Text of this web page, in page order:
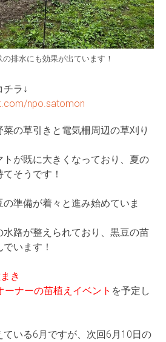
排水にも効果が出ています！
ラ↓
npo.satomon
の草引きと電気柵周辺の草刈り
が既に大きくなっており、夏の
そうです！
準備が着々と進み始めていま
路が整えられており、黒豆の苗
います！
き
ーナーの苗植えイベント を予定し
いる6月ですが、次回6月10日の